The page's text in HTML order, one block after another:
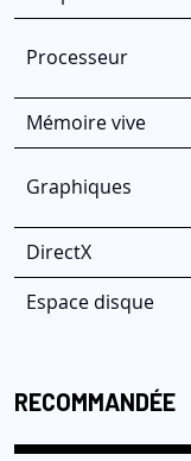
Processeur
Mémoire vive
Graphiques
DirectX
Espace disque
RECOMMANDÉE